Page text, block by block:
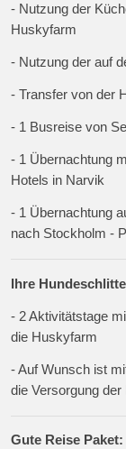
- Nutzung der
Huskyfarm
- Nutzung der auf
- Transfer von der
- 1 Busreise von
- 1 Übernachtung
Hotels in Narvik
- 1 Übernachtung
nach Stockholm -
Ihre
- 2 Aktivitätstage
die Huskyfarm
- Auf Wunsch ist
die Versorgung
Gute Reise Paket: